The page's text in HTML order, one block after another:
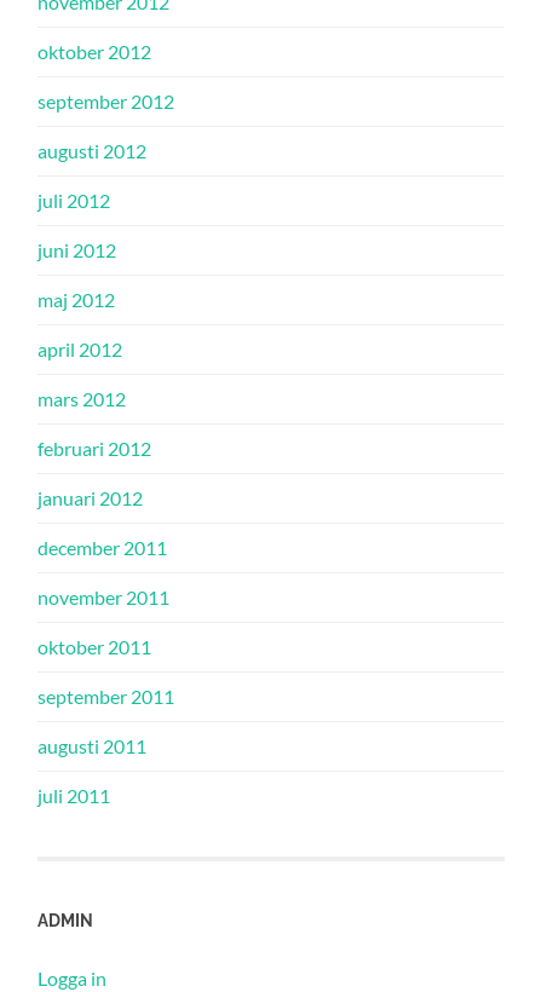
oktober 2012
september 2012
augusti 2012
juli 2012
juni 2012
maj 2012
april 2012
mars 2012
februari 2012
januari 2012
december 2011
november 2011
oktober 2011
september 2011
augusti 2011
juli 2011
ADMIN
Logga in